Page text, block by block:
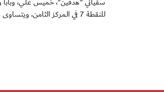
للنقطة 7 في المركز الثامن، ويتساوى معه مسافي في نفس عدد النقاط ولكن فارق الأهداف جعله تاسع الترتيب.